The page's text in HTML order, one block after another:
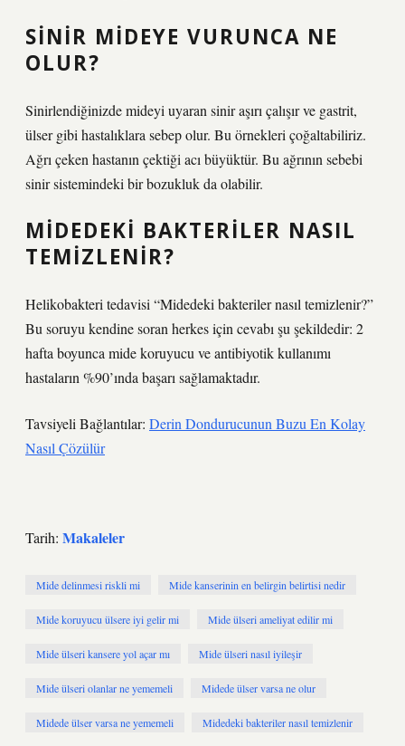
SINIR MIDEYE VURUNCA NE
OLUR?
Sinirlendiğinizde mideyi uyaran sinir aşırı çalışır ve gastrit,
ülser gibi hastalıklara sebep olur. Bu örnekleri çoğaltabiliriz.
Ağrı çeken hastanın çektiği acı büyüktür. Bu ağrının sebebi
sinir sistemindeki bir bozukluk da olabilir.
MIDEDEKI BAKTERILER NASIL
TEMIZLENIR?
Helikobakteri tedavisi “Midedeki bakteriler nasıl temizlenir?”
Bu soruyu kendine soran herkes için cevabı şu şekildedir: 2
hafta boyunca mide koruyucu ve antibiyotik kullanımı
hastaların %90’ında başarı sağlamaktadır.
Tavsiyeli Bağlantılar: Derin Dondurucunun Buzu En Kolay
Nasıl Çözülür
Tarih: Makaleler
Mide delinmesi riskli mi Mide kanserinin en belirgin belirtisi nedir
Mide koruyucu ülsere iyi gelir mi Mide ülseri ameliyat edilir mi
Mide ülseri kansere yol açar mı Mide ülseri nasıl iyileşir
Mide ülseri olanlar ne yememeli Midede ülser varsa ne olur
Midede ülser varsa ne yememeli Midedeki bakteriler nasıl temizlenir